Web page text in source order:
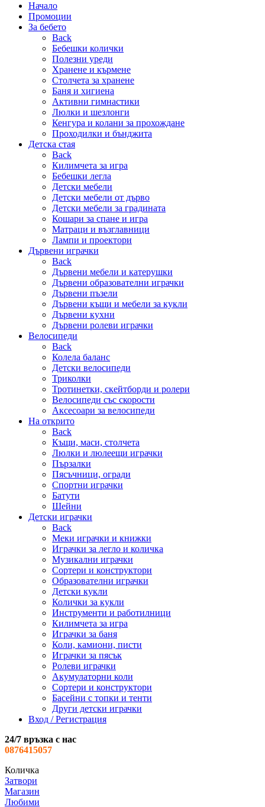
Начало
Промоции
За бебето
Back
Бебешки колички
Полезни уреди
Хранене и кърмене
Столчета за хранене
Баня и хигиена
Активни гимнастики
Люлки и шезлонги
Кенгура и колани за прохождане
Проходилки и бънджита
Детска стая
Back
Килимчета за игра
Бебешки легла
Детски мебели
Детски мебели от дърво
Детски мебели за градината
Кошари за спане и игра
Матраци и възглавници
Лампи и проектори
Дървени играчки
Back
Дървени мебели и катерушки
Дървени образователни играчки
Дървени пъзели
Дървени къщи и мебели за кукли
Дървени кухни
Дървени ролеви играчки
Велосипеди
Back
Колела баланс
Детски велосипеди
Триколки
Тротинетки, скейтборди и ролери
Велосипеди със скорости
Аксесоари за велосипеди
На открито
Back
Къщи, маси, столчета
Люлки и люлеещи играчки
Пързалки
Пясъчници, огради
Спортни играчки
Батути
Шейни
Детски играчки
Back
Меки играчки и книжки
Играчки за легло и количка
Музикални играчки
Сортери и конструктори
Образователни играчки
Детски кукли
Колички за кукли
Инструменти и работилници
Килимчета за игра
Играчки за баня
Коли, камиони, писти
Играчки за пясък
Ролеви играчки
Акумулаторни коли
Сортери и конструктори
Басейни с топки и тенти
Други детски играчки
Вход / Регистрация
24/7 връзка с нас
0876415057
Количка
Затвори
Магазин
Любими